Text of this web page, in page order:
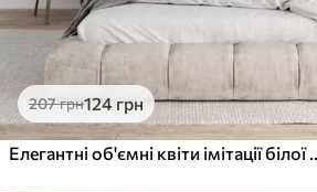
207грн124 грн